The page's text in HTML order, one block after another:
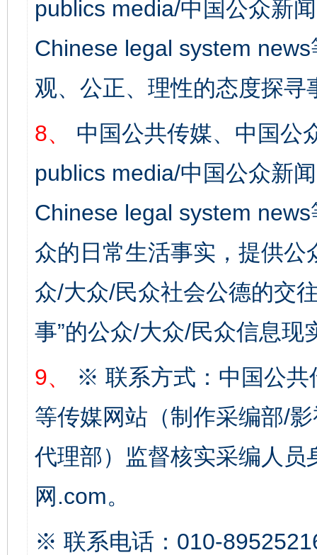
publics media/中国公众新
Chinese legal system
观、公正、理性的态度探寻
8、
中国公共传媒、中国公
publics media/中国公众新
Chinese legal system
众的日常生活事实，提供
众/大众/民众社会公德的交
事”的公众/大众/民众信息现
9、
※ 联系方式：中国公共
等传媒网站（制作采编部/
代理部）监督核实采编人员
网.com。
※ 联系电话：010-
这是一记警钟！ 谢